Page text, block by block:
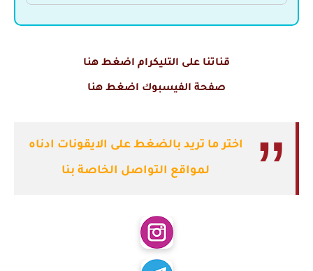
قناتنا على التليكرام اضغط هنا
صفحة الفيسبوك اضغط هنا
اختر ما تريد بالضغط على الايقونات ادناه
لمواقع التواصل الخاصة بنا